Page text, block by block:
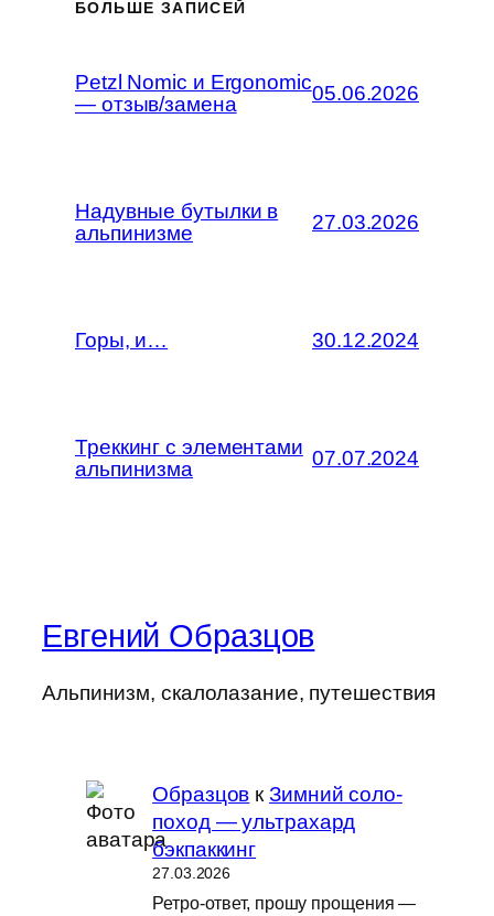
БОЛЬШЕ ЗАПИСЕЙ
Petzl Nomic и Ergonomic
— отзыв/замена
05.06.2026
Надувные бутылки в
альпинизме
27.03.2026
Горы, и… 30.12.2024
Треккинг с элементами
альпинизма
07.07.2024
Евгений Образцов
Альпинизм, скалолазание, путешествия
Образцов кЗимний соло-
поход — ультрахард
бэкпаккинг
27.03.2026
Ретро-ответ, прошу прощения —